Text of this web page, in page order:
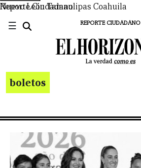
Nuevo LeónTamaulipas Coahuila
Reporte Ciudadano
☰ REPORTE CIUDADANO
boletos